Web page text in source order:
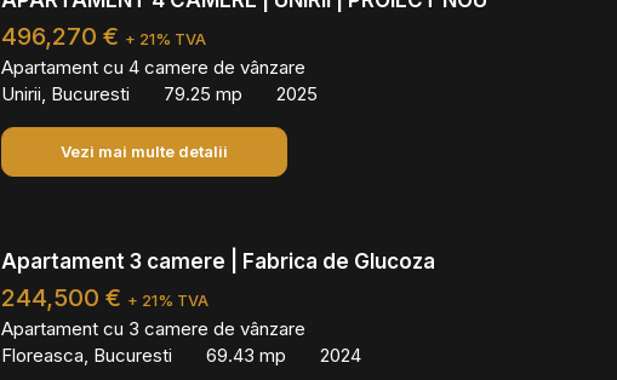
496,270 € + 21% TVA
Apartament cu 4 camere de vânzare
Unirii, Bucuresti
79.25 mp 2025
Vezi mai multe detalii
Apartament 3 camere | Fabrica de Glucoza
244,500 € + 21% TVA
Apartament cu 3 camere de vânzare
Floreasca, Bucuresti
69.43 mp 2024